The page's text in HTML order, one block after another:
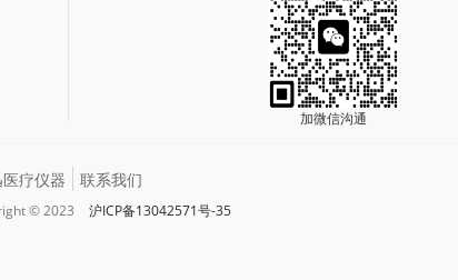
加微信沟通
疗仪器 联系我们
© 2023 沪ICP备13042571号-35